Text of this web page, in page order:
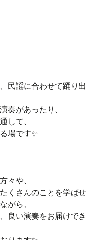
民謡に合わせて踊り出
奏があったり、
して、
場です✨
々や、
くさんのことを学ばせ
がら、
良い演奏をお届けでき